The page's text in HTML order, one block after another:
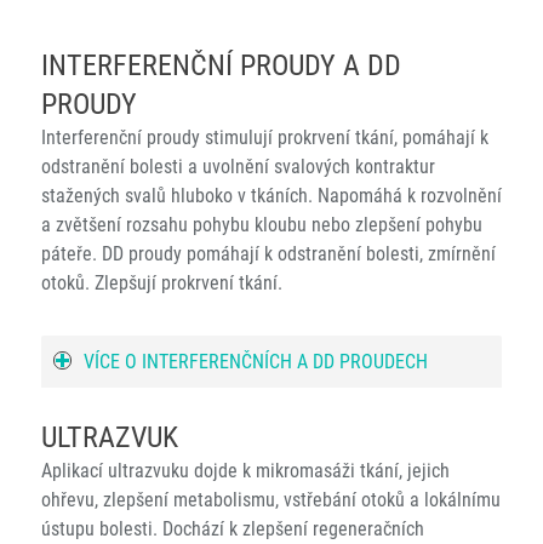
INTERFERENČNÍ PROUDY A DD
PROUDY
Interferenční proudy stimulují prokrvení tkání, pomáhají k
odstranění bolesti a uvolnění svalových kontraktur
stažených svalů hluboko v tkáních. Napomáhá k rozvolnění
a zvětšení rozsahu pohybu kloubu nebo zlepšení pohybu
páteře. DD proudy pomáhají k odstranění bolesti, zmírnění
otoků. Zlepšují prokrvení tkání.
VÍCE O INTERFERENČNÍCH A DD PROUDECH
ULTRAZVUK
Aplikací ultrazvuku dojde k mikromasáži tkání, jejich
ohřevu, zlepšení metabolismu, vstřebání otoků a lokálnímu
ústupu bolesti. Dochází k zlepšení regeneračních